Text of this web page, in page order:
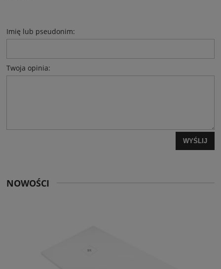
Imię lub pseudonim:
Twoja opinia:
WYŚLIJ
NOWOŚCI